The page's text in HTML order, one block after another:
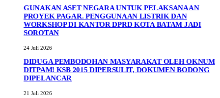
GUNAKAN ASET NEGARA UNTUK PELAKSANAAN
PROYEK PAGAR. PENGGUNAAN LISTRIK DAN
WORKSHOP DI KANTOR DPRD KOTA BATAM JADI
SOROTAN
24 Juli 2026
DIDUGA PEMBODOHAN MASYARAKAT OLEH OKNUM
DITPAM! KSB 2015 DIPERSULIT, DOKUMEN BODONG
DIPELANCAR
21 Juli 2026